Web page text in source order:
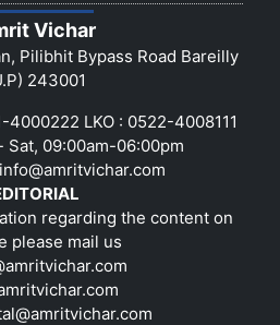
Vichar
Pilibhit Bypass Road Bareilly
243001
4000222 LKO : 0522-4008111
Sat, 09:00am-06:00pm
info@amritvichar.com
regarding the content on
please mail us